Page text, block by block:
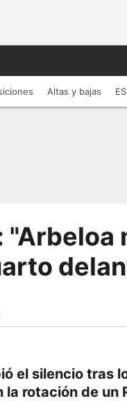
Altas y bajas
"Arbeloa
el silencio tras
la rotación de un